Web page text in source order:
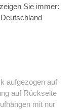
Sie immer:
aufgezogen auf
auf Rückseite
mit nur